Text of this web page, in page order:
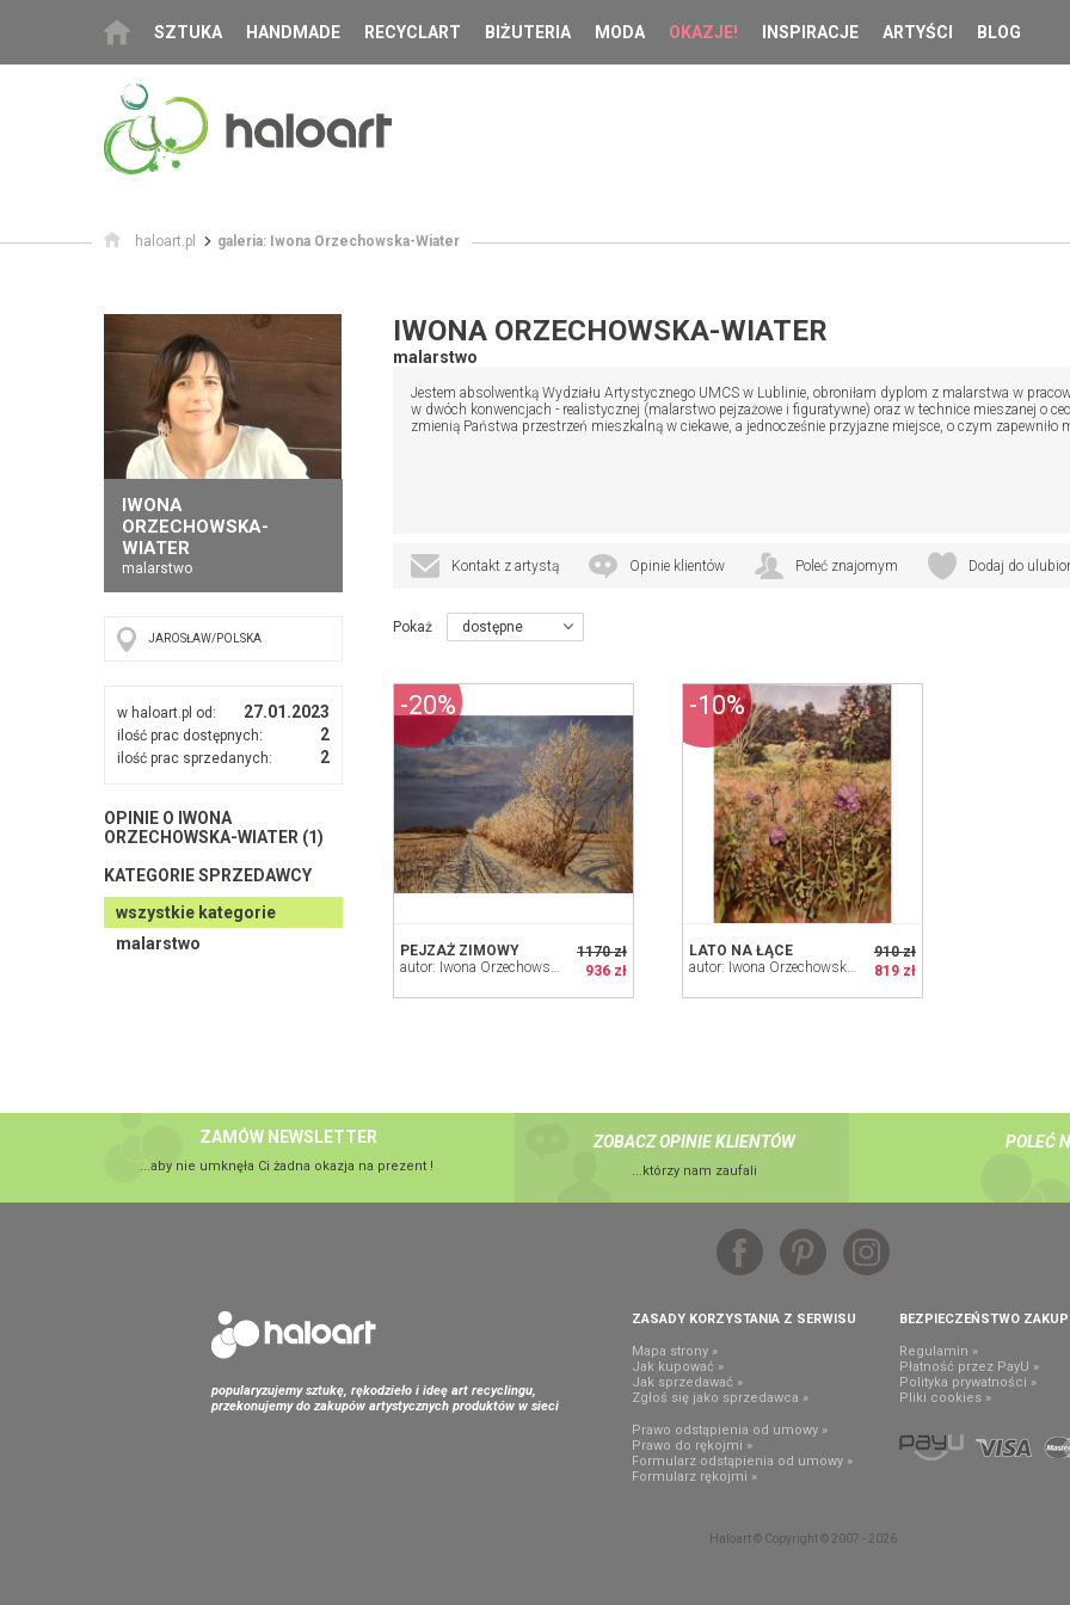
SZTUKA HANDMADE RECYCLART BIŻUTERIA MODA OKAZJE! INSPIRACJE ARTYŚCI BLOG
haloart.pl galeria: Iwona Orzechowska-Wiater
IWONA
ORZECHOWSKA-
WIATER
malarstwo
JAROSŁAW/POLSKA
w haloart.pl od: 27.01.2023
ilość prac dostępnych: 2
ilość prac sprzedanych: 2
OPINIE O IWONA
ORZECHOWSKA-WIATER (1)
KATEGORIE SPRZEDAWCY
wszystkie kategorie
malarstwo
IWONA ORZECHOWSKA-WIATER
malarstwo
Jestem absolwentką Wydziału Artystycznego UMCS w Lublinie, obroniłam dyplom z malarstwa w
w dwóch konwencjach - realistycznej (malarstwo pejzażowe i figuratywne) oraz w technice mieszanej o
zmienią Państwa przestrzeń mieszkalną w ciekawe, a jednocześnie przyjazne miejsce, o czym
Kontakt z artystą Opinie klientów Poleć znajomym Dodaj do
Pokaż dostępne
1170 zł
936 zł
PEJZAŻ ZIMOWY
autor: Iwona Orzechowska-Wiater
-20%
910 zł
819 zł
LATO NA ŁĄCE
autor: Iwona Orzechowska-Wiater
-10%
ZAMÓW NEWSLETTER
...aby nie umknęła Ci żadna okazja na prezent !
ZOBACZ OPINIE KLIENTÓW
...którzy nam zaufali
POLEĆ
popularyzujemy sztukę, rękodzieło i ideę art recyclingu,
przekonujemy do zakupów artystycznych produktów w sieci
ZASADY KORZYSTANIA Z SERWISU
Mapa strony »
Jak kupować »
Jak sprzedawać »
Zgłoś się jako sprzedawca »
Prawo odstąpienia od umowy »
Prawo do rękojmi »
Formularz odstąpienia od umowy »
Formularz rękojmi »
BEZPIECZEŃSTWO
Regulamin »
Płatność przez PayU »
Polityka prywatności »
Pliki cookies »
Haloart © Copyright © 2007 - 2026